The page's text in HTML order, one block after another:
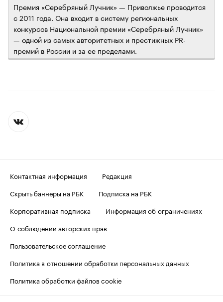
Премия «Серебряный Лучник» — Приволжье проводится
с 2011 года. Она входит в систему региональных
конкурсов Национальной премии «Серебряный Лучник»
— одной из самых авторитетных и престижных PR-
премий в России и за ее пределами.
Контактная информация
Редакция
Скрыть баннеры на РБК
Подписка на РБК
Корпоративная подписка
Информация об ограничениях
О соблюдении авторских прав
Пользовательское соглашение
Политика в отношении обработки персональных данных
Политика обработки файлов cookie